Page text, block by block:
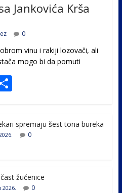
Jankovića Krša
0
vinu i rakiji lozovači, ali
mogo bi da pomuti
er
S
espremaju šest tona bureka
0
žućenice
2026. 0